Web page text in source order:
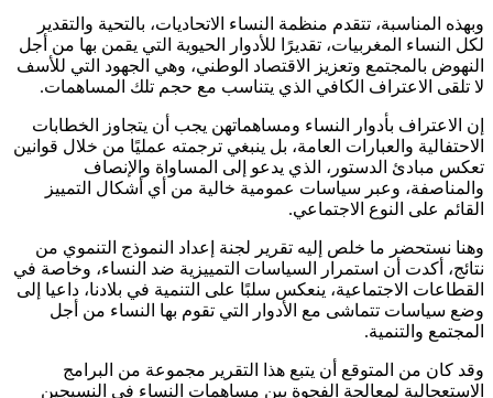
وبهذه المناسبة، تتقدم منظمة النساء الاتحاديات، بالتحية والتقدير
لكل النساء المغربيات، تقديرًا للأدوار الحيوية التي يقمن بها من أجل
النهوض بالمجتمع وتعزيز الاقتصاد الوطني، وهي الجهود التي للأسف
لا تلقى الاعتراف الكافي الذي يتناسب مع حجم تلك المساهمات.
إن الاعتراف بأدوار النساء ومساهماتهن يجب أن يتجاوز الخطابات
الاحتفالية والعبارات العامة، بل ينبغي ترجمته عمليًا من خلال قوانين
تعكس مبادئ الدستور، الذي يدعو إلى المساواة والإنصاف
والمناصفة، وعبر سياسات عمومية خالية من أي أشكال التمييز
القائم على النوع الاجتماعي.
وهنا نستحضر ما خلص إليه تقرير لجنة إعداد النموذج التنموي من
نتائج، أكدت أن استمرار السياسات التمييزية ضد النساء، وخاصة في
القطاعات الاجتماعية، ينعكس سلبًا على التنمية في بلادنا، داعيا إلى
وضع سياسات تتماشى مع الأدوار التي تقوم بها النساء من أجل
المجتمع والتنمية.
وقد كان من المتوقع أن يتبع هذا التقرير مجموعة من البرامج
الاستعجالية لمعالجة الفجوة بين مساهمات النساء في النسيجين